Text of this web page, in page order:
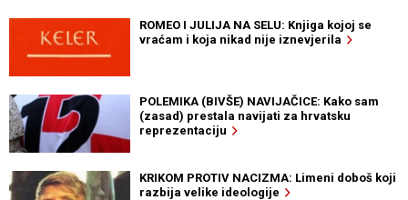
ROMEO I JULIJA NA SELU: Knjiga kojoj se
vraćam i koja nikad nije iznevjerila
POLEMIKA (BIVŠE) NAVIJAČICE: Kako sam
(zasad) prestala navijati za hrvatsku
reprezentaciju
KRIKOM PROTIV NACIZMA: Limeni doboš koji
razbija velike ideologije